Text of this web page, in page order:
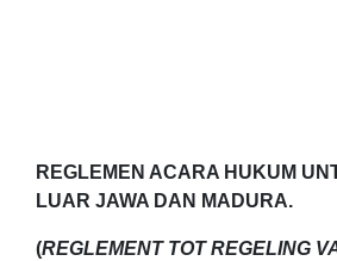
REGLEMEN ACARA HUKUM
LUAR JAWA DAN MADURA.
(REGLEMENT TOT REGELING